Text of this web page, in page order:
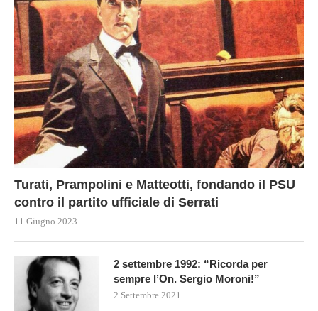
Turati, Prampolini e Matteotti, fondando il PSU
contro il partito ufficiale di Serrati
11 Giugno 2023
2 settembre 1992: “Ricorda per
sempre l’On. Sergio Moroni!”
2 Settembre 2021